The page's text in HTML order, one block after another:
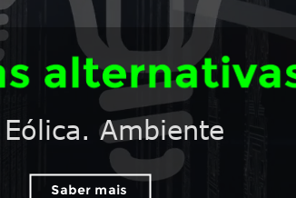
Ambiente
acreditado e